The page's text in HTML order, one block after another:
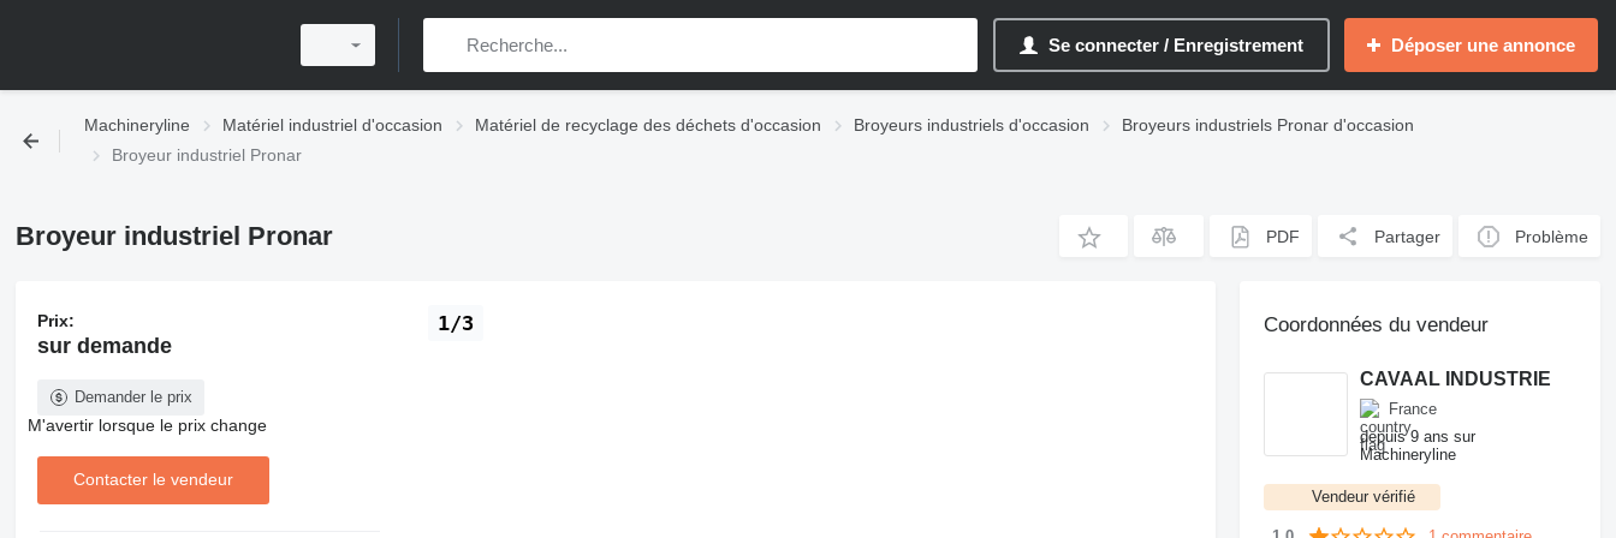
Se connecter / Enregistrement Déposer une annonce
Machineryline Matériel industriel d'occasion Matériel de recyclage des déchets d'occasion Broyeurs industriels d'occasion
Broyeurs industriels Pronar d'occasion
Broyeur industriel Pronar
Broyeur industriel Pronar PDF Partager Problème
1/3
Prix:
sur demande
Demander le prix
M'avertir lorsque le prix change
Contacter le vendeur
Coordonnées du vendeur
CAVAAL INDUSTRIE
France
depuis 9 ans sur
Machineryline
Vendeur vérifié